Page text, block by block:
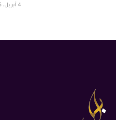
4 أبريل، 2025